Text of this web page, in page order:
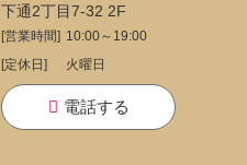
下通2丁目7-32 2F
[営業時間] 10:00～19:00
[定休日]
火曜日
電話する